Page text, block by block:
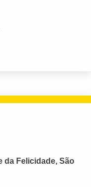
da Felicidade, São